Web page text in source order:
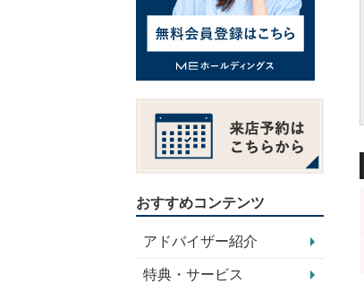
おすすめコンテンツ
アドバイザー紹介
特典・サービス